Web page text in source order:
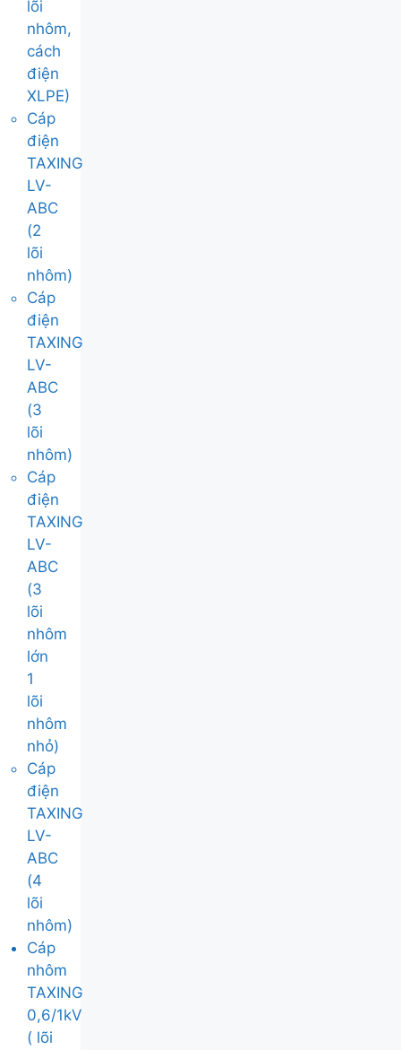
lõi
nhôm,
cách
điện
XLPE)
Cáp
điện
TAXING
LV-
ABC
(2
lõi
nhôm)
Cáp
điện
TAXING
LV-
ABC
(3
lõi
nhôm)
Cáp
điện
TAXING
LV-
ABC
(3
lõi
nhôm
lớn
1
lõi
nhôm
nhỏ)
Cáp
điện
TAXING
LV-
ABC
(4
lõi
nhôm)
Cáp
nhôm
TAXING
0,6/1kV
( lõi